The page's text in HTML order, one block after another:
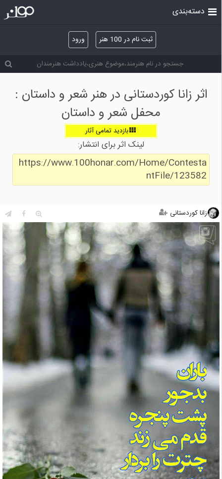
ثبت نام در 100 هنر ورود
دسته‌بندی
اثر زانا کوردستانی در هنر شعر و داستان :
محفل شعر و داستان
بازدید تمامی آثار
لینک اثر برای انتشار:
https://www.100honar.com/Home/Contesta
ntFile/123582
زانا کوردستانی